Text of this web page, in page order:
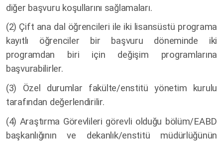
diğer başvuru koşullarını sağlamaları.
(2) Çift ana dal öğrencileri ile iki lisansüstü programa
kayıtlı öğrenciler bir başvuru döneminde iki
programdan biri için değişim programlarına
başvurabilirler.
(3) Özel durumlar fakülte/enstitü yönetim kurulu
tarafından değerlendirilir.
(4) Araştırma Görevlileri görevli olduğu bölüm/EABD
başkanlığının ve dekanlık/enstitü müdürlüğünün